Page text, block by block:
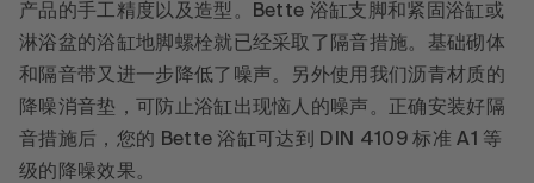
产品的手工精度以及造型。Bette 浴缸支脚和紧固浴缸或
淋浴盆的浴缸地脚螺栓就已经采取了隔音措施。基础砌体
和隔音带又进一步降低了噪声。另外使用我们沥青材质的
降噪消音垫，可防止浴缸出现恼人的噪声。正确安装好隔
音措施后，您的 Bette 浴缸可达到 DIN 4109 标准 A1 等
级的降噪效果。